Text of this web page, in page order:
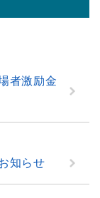
者激励金
知らせ